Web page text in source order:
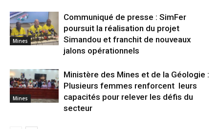
Mines
Communiqué de presse : SimFer
poursuit la réalisation du projet
Simandou et franchit de nouveaux
jalons opérationnels
Mines
Ministère des Mines et de la Géologie :
Plusieurs femmes renforcent leurs
capacités pour relever les défis du
secteur